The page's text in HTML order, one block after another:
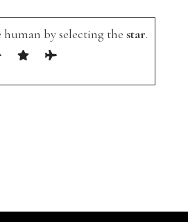
human by selecting the star.